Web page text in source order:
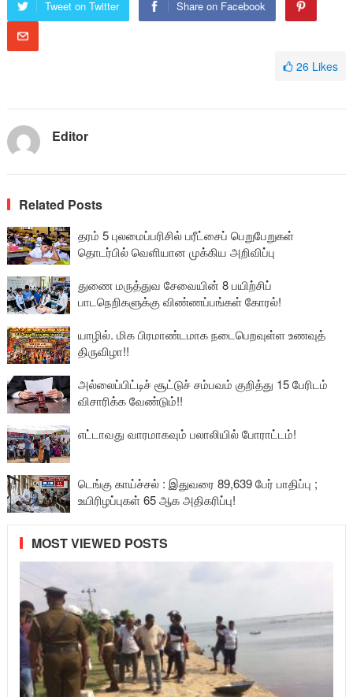
Tweet on Twitter Share on Facebook
26 Likes
Editor
Related Posts
தரம் 5 புலமைப்பரிசில் பரீட்சைப் பெறுபேறுகள்
தொடர்பில் வெளியான முக்கிய அறிவிப்பு
துணை மருத்துவ சேவையின் 8 பயிற்சிப்
பாடநெறிகளுக்கு விண்ணப்பங்கள் கோரல்!
யாழில். மிக பிரமாண்டமாக நடைபெறவுள்ள உணவுத்
திருவிழா!!
அல்லைப்பிட்டிச் சூட்டுச் சம்பவம் குறித்து 15 பேரிடம்
விசாரிக்க வேண்டும்!!
எட்டாவது வாரமாகவும் பலாலியில் போராட்டம்!
டெங்கு காய்ச்சல் : இதுவரை 89,639 பேர் பாதிப்பு ;
உயிரிழப்புகள் 65 ஆக அதிகரிப்பு!
MOST VIEWED POSTS